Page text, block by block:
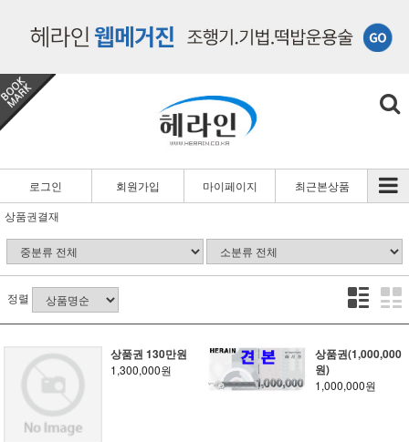
로그인 회원가입 마이페이지
최근본상품
상품권결재
정렬
상품권 130만원
1,300,000원
상품권(1,000,000
원)
1,000,000원